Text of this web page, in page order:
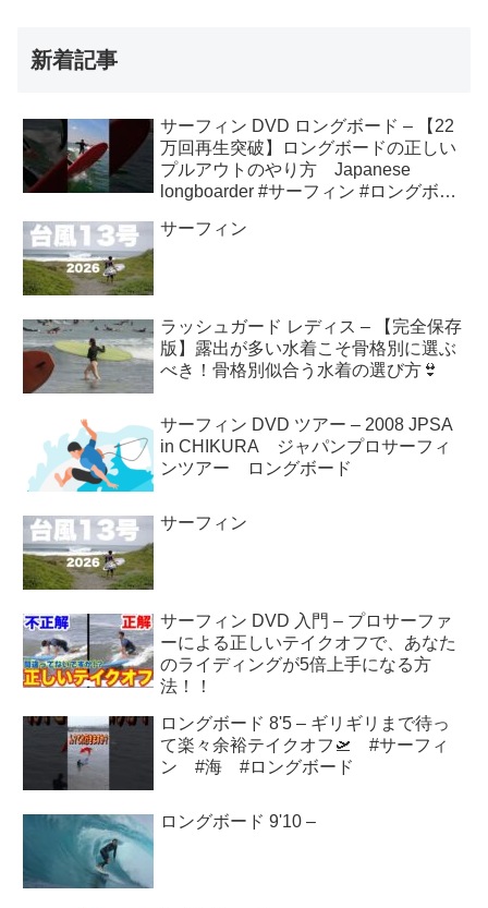
新着記事
サーフィン DVD ロングボード – 【22
万回再生突破】ロングボードの正しい
プルアウトのやり方 Japanese
longboarder #サーフィン #ロングボー
サーフィン
ラッシュガード レディス – 【完全保存
版】露出が多い水着こそ骨格別に選ぶ
べき！骨格別似合う水着の選び方👙
サーフィン DVD ツアー – 2008 JPSA
in CHIKURA ジャパンプロサーフィ
ンツアー ロングボード
サーフィン
サーフィン DVD 入門 – プロサーファ
ーによる正しいテイクオフで、あなた
のライディングが5倍上手になる方
法！！
ロングボード 8'5 – ギリギリまで待っ
て楽々余裕テイクオフ🛫 #サーフィ
ン #海 #ロングボード
ロングボード 9'10 –